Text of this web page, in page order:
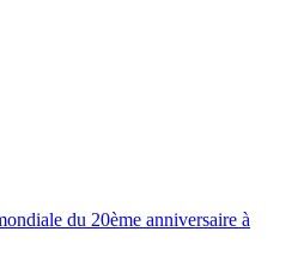
du 20ème anniversaire à